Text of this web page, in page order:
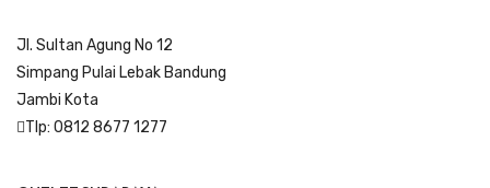
Jl. Sultan Agung No 12
Simpang Pulai Lebak Bandung
Jambi Kota
Tlp: 0812 8677 1277